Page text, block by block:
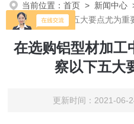
当前位置：首页 > 新闻中心
认真考察以下五大要点尤为重
在选购铝型材加
察以下五大
更新时间：2021-